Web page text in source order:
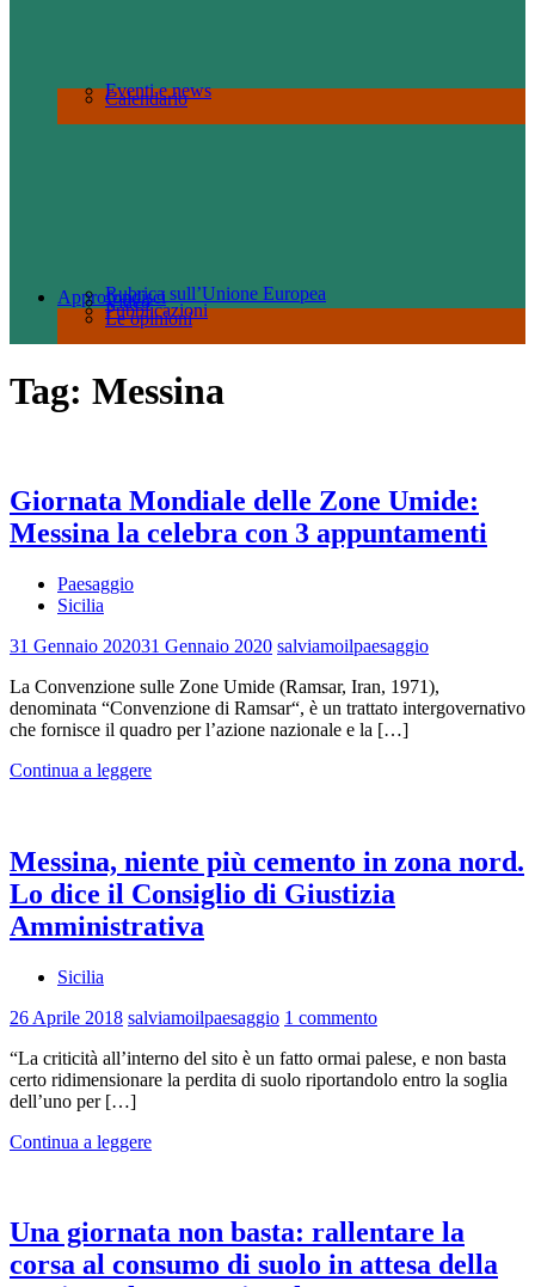
Calendario
Eventi e news
Approfondisci
Le opinioni
Pubblicazioni
Video
Rubrica sull’Unione Europea
Tag: Messina
Giornata Mondiale delle Zone Umide:
Messina la celebra con 3 appuntamenti
Paesaggio
Sicilia
31 Gennaio 202031 Gennaio 2020 salviamoilpaesaggio
La Convenzione sulle Zone Umide (Ramsar, Iran, 1971),
denominata “Convenzione di Ramsar“, è un trattato intergovernativo
che fornisce il quadro per l’azione nazionale e la […]
Continua a leggere
Messina, niente più cemento in zona nord.
Lo dice il Consiglio di Giustizia
Amministrativa
Sicilia
26 Aprile 2018 salviamoilpaesaggio 1 commento
“La criticità all’interno del sito è un fatto ormai palese, e non basta
certo ridimensionare la perdita di suolo riportandolo entro la soglia
dell’uno per […]
Continua a leggere
Una giornata non basta: rallentare la
corsa al consumo di suolo in attesa della